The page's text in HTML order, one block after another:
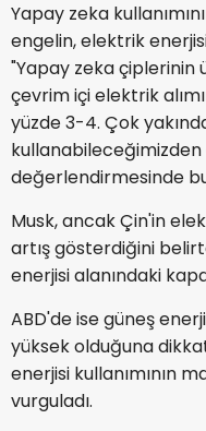
Yapay zeka
engelin, elektrik
"Yapay zeka çiplerinin
çevrim içi elektrik
yüzde 3-4. Çok
değerlendirmesinde
Musk, ancak Çin'in
artış gösterdiğini
enerjisi alanındaki
ABD'de ise güneş
yüksek olduğuna
enerjisi kullanımının
vurguladı.